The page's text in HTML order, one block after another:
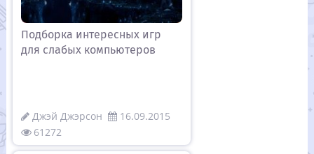
Подборка интересных игр
для слабых компьютеров
Джэй Джэрсон
16.09.2015
61272